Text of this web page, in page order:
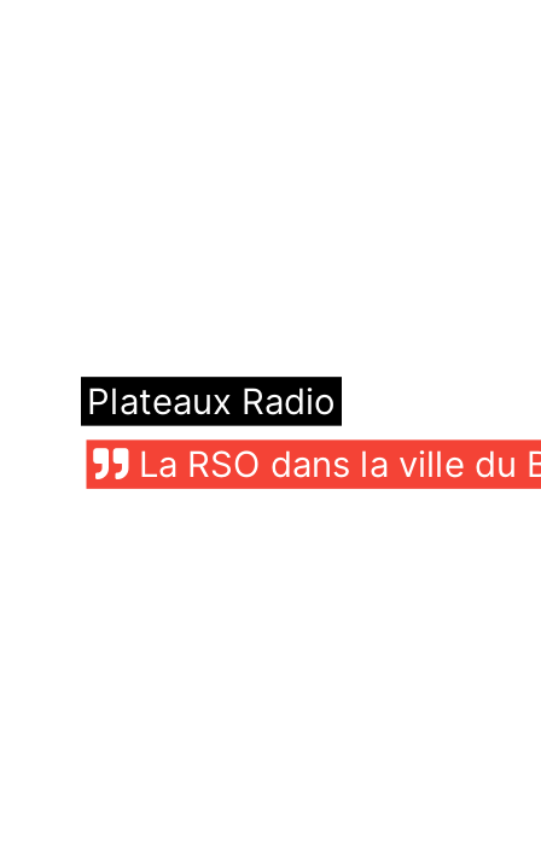
Plateaux Radio
La RSO dans la ville du